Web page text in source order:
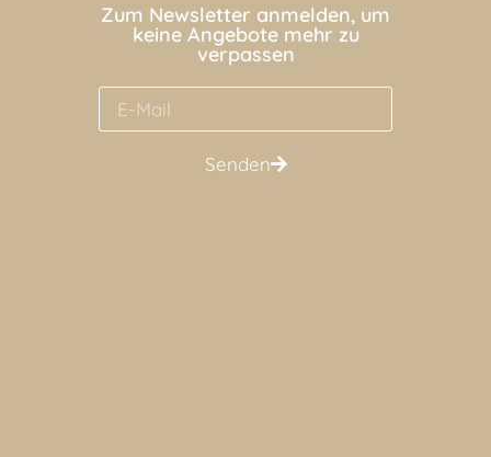
Zum Newsletter anmelden, um
keine Angebote mehr zu
verpassen
Senden